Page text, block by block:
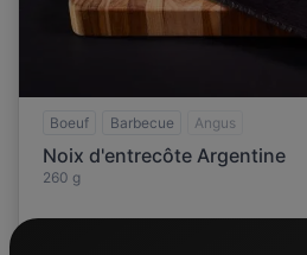
Boeuf Barbecue Angus
Noix d'entrecôte Argentine
260 g